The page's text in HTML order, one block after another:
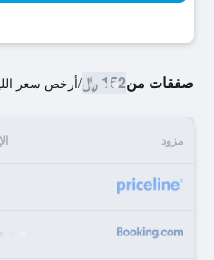
صفقات من152 ﷼ /أرخص سعر
مزود